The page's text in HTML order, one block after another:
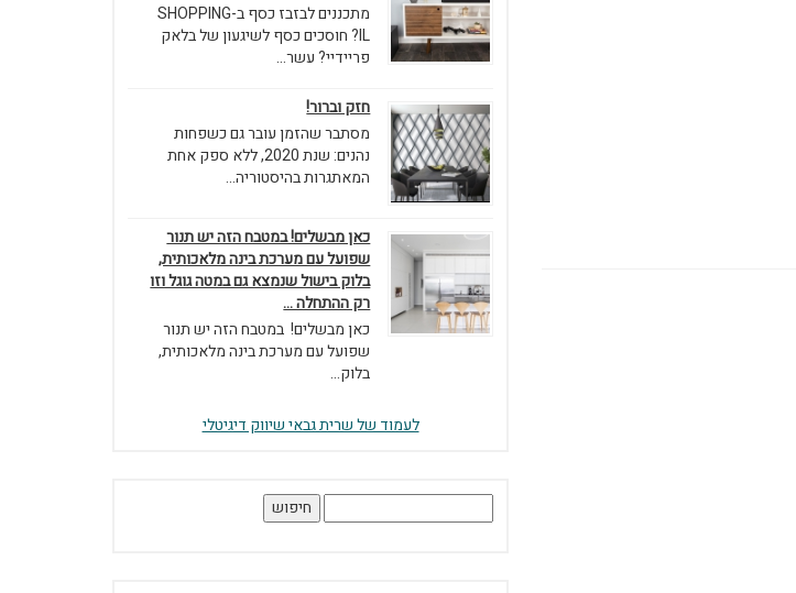
מתכננים לבזבז כסף ב-SHOPPING
IL? חוסכים כסף לשיגעון של בלאק
פריידיי? עשר...
חזק וברור!
מסתבר שהזמן עובר גם כשפחות
נהנים: שנת 2020, ללא ספק אחת
המאתגרות בהיסטוריה...
כאן מבשלים! במטבח הזה יש תנור
שפועל עם מערכת בינה מלאכותית,
בלוק בישול שנמצא גם במטה גוגל וזו
רק ההתחלה ...
כאן מבשלים! במטבח הזה יש תנור
שפועל עם מערכת בינה מלאכותית,
בלוק...
לעמוד של שרית גבאי שיווק דיגיטלי